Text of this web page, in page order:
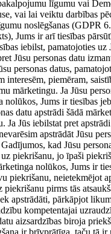
līgumu vai
vai lai veiktu darbības
noslēgšanas (GDPR
Jums ir arī tiesības
iebilst, pamatojoties uz
Jūsu personas datu
personas datus,
interesēm, piemēram,
mārketingu. Ja Jūsu
nolūkos, Jums ir tiesības
datu apstrādi šādā
Ja Jūs iebilstat pret
apstrādāt Jūsu
kad Jūsu
piekrišanu, jo īpaši
nolūkos, Jums ir
piekrišanu, neietekmējot
piekrišanu pirms tās
apstrādāti, pārkāpjot
kompetentajai
aizsardzības biroja
ir brīvprātīga, taču tā ir